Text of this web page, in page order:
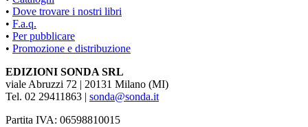
• Dove trovare i nostri libri
• F.a.q.
• Per pubblicare
• Promozione e distribuzione
EDIZIONI SONDA SRL
viale Abruzzi 72 | 20131 Milano (MI)
Tel. 02 29411863 | sonda@sonda.it
Partita IVA: 06598810015